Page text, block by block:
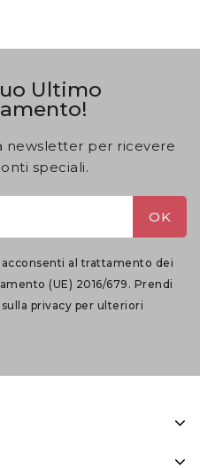
Ultimo
newsletter per ricevere
speciali.
al trattamento dei
(UE) 2016/679. Prendi
privacy per ulteriori